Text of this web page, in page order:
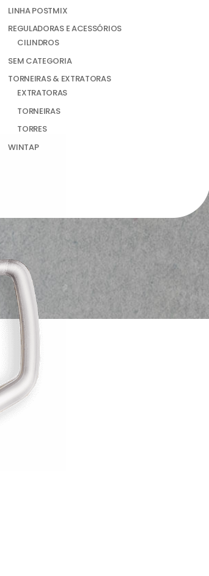
LINHA POSTMIX
REGULADORAS E ACESSÓRIOS
CILINDROS
SEM CATEGORIA
TORNEIRAS & EXTRATORAS
EXTRATORAS
TORNEIRAS
TORRES
WINTAP